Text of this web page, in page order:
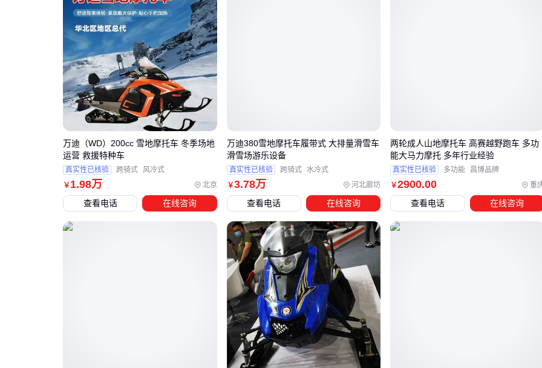
舒适性配件：如摩托车座椅套
和防滑脚踏垫能提升长时间
驾驶体验
五、使用封闭摩托车时，哪些细节容易被忽略？
实际使用中这些小问题可能影响效率：
舱门密封性：定期检查
天漏水
电力系统负载：加装设备较多时需匹配更高容量的
池
轮胎选择 ：封闭车身增重后，
相应提高
封闭摩托车是否适合你，最终取决于场景的垂直程度。如果是
￥1.98万 北京
万迪（WD）200cc 雪地摩托车 冬季场地
运营 救援特种车
真实性已核验 跨骑式 风冷式
查看电话 在线咨询
￥3.78万 河北廊坊
万迪380雪地摩托车履带式 大排量滑雪车
滑雪场游乐设备
真实性已核验 跨骑式 水冷式
查看电话 在线咨询
￥2900.00 重
两轮成人山地摩托车 高赛越野跑车 多功
能大马力摩托 多年行业经验
真实性已核验 多功能 昌博品牌
查看电话 在线咨询